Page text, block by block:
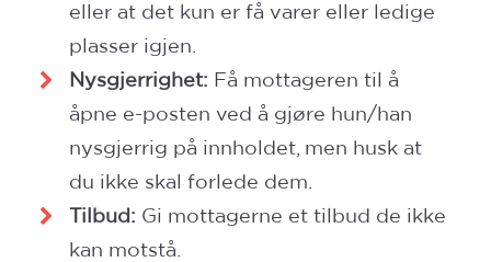
eller at det kun er få varer eller ledige
plasser igjen.
Nysgjerrighet: Få mottageren til å
åpne e-posten ved å gjøre hun/han
nysgjerrig på innholdet, men husk at
du ikke skal forlede dem.
Tilbud: Gi mottagerne et tilbud de ikke
kan motstå.